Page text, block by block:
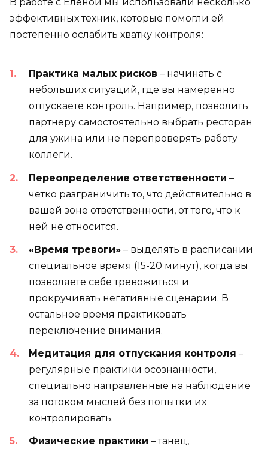
эффективных техник, которые помогли ей
постепенно ослабить хватку контроля:
Практика малых рисков – начинать с
небольших ситуаций, где вы намеренно
отпускаете контроль. Например, позволить
партнеру самостоятельно выбрать ресторан
для ужина или не перепроверять работу
коллеги.
Переопределение ответственности –
четко разграничить то, что действительно в
вашей зоне ответственности, от того, что к
ней не относится.
«Время тревоги» – выделять в расписании
специальное время (15-20 минут), когда вы
позволяете себе тревожиться и
прокручивать негативные сценарии. В
остальное время практиковать
переключение внимания.
Медитация для отпускания контроля –
регулярные практики осознанности,
специально направленные на наблюдение
за потоком мыслей без попытки их
контролировать.
Физические практики – танец,